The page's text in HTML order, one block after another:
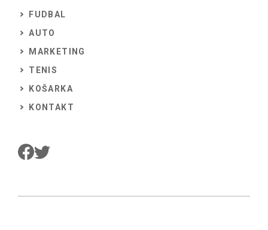
FUDBAL
AUTO
MARKETING
TENIS
KOŠARKA
KONTAKT